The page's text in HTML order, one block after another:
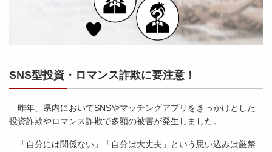
SNS型投資・ロマンス詐欺に要注意！
昨年、県内においてSNSやマッチングアプリをきっかけとした
投資詐欺やロマンス詐欺で多額の被害が発生しました。
「自分には関係ない」「自分は大丈夫」という思い込みは厳禁